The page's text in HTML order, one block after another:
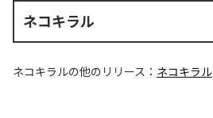
ネコキラル
ネコキラルの他のリリース： ネコキラル